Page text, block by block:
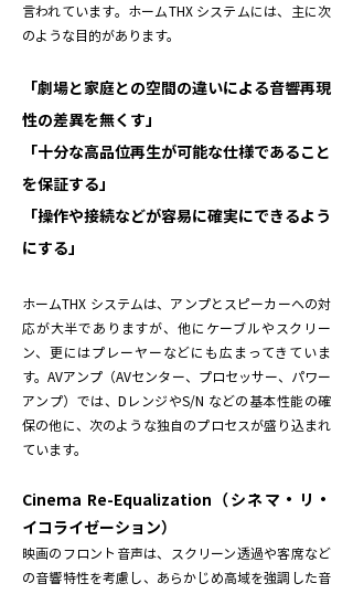
言われています。ホームTHX システムには、主に次
のような目的があります。
「劇場と家庭との空間の違いによる音響再現
性の差異を無くす」
「十分な高品位再生が可能な仕様であること
を保証する」
「操作や接続などが容易に確実にできるよう
にする」
ホームTHX システムは、アンプとスピーカーへの対
応が大半でありますが、他にケーブルやスクリー
ン、更にはプレーヤーなどにも広まってきていま
す。AVアンプ（AVセンター、プロセッサー、パワー
アンプ）では、DレンジやS/N などの基本性能の確
保の他に、次のような独自のプロセスが盛り込まれ
ています。
Cinema Re-Equalization（シネマ・リ・
イコライゼーション）
映画のフロント音声は、スクリーン透過や客席など
の音響特性を考慮し、あらかじめ高域を強調した音